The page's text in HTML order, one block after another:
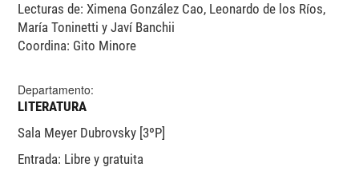
Lecturas de: Ximena González Cao, Leonardo de los Ríos,
María Toninetti y Javí Banchii
Coordina: Gito Minore
Departamento:
LITERATURA
Sala Meyer Dubrovsky [3ºP]
Entrada: Libre y gratuita